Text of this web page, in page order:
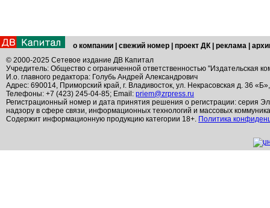
о компании свежий номер проект ДК реклама
© 2000-2025 Сетевое издание ДВ Капитал
Учредитель: Общество с ограниченной ответственностью "Издательская
И.о. главного редактора: Голубь Андрей Александрович
Адрес: 690014, Приморский край, г. Владивосток, ул. Некрасовская д. 36
Телефоны: +7 (423) 245-04-85; Email: priem@zrpress.ru
Регистрационный номер и дата принятия решения о регистрации: серия
надзору в сфере связи, информационных технологий и массовых
Содержит информационную продукцию категории 18+. Политика